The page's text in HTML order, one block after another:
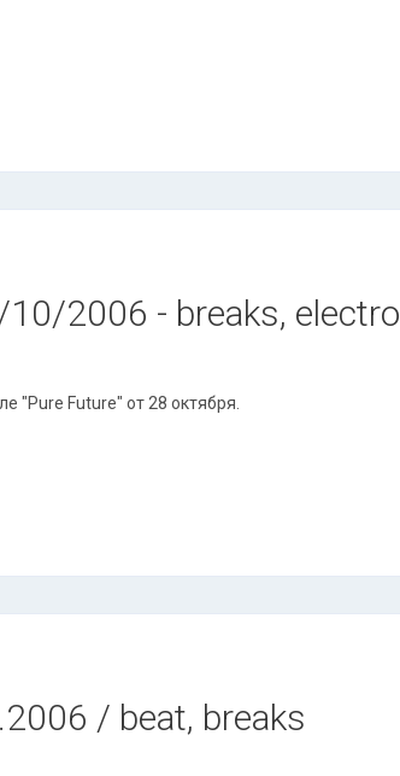
2006 - breaks,
"Pure Future" от 28 октября.
/ beat, breaks